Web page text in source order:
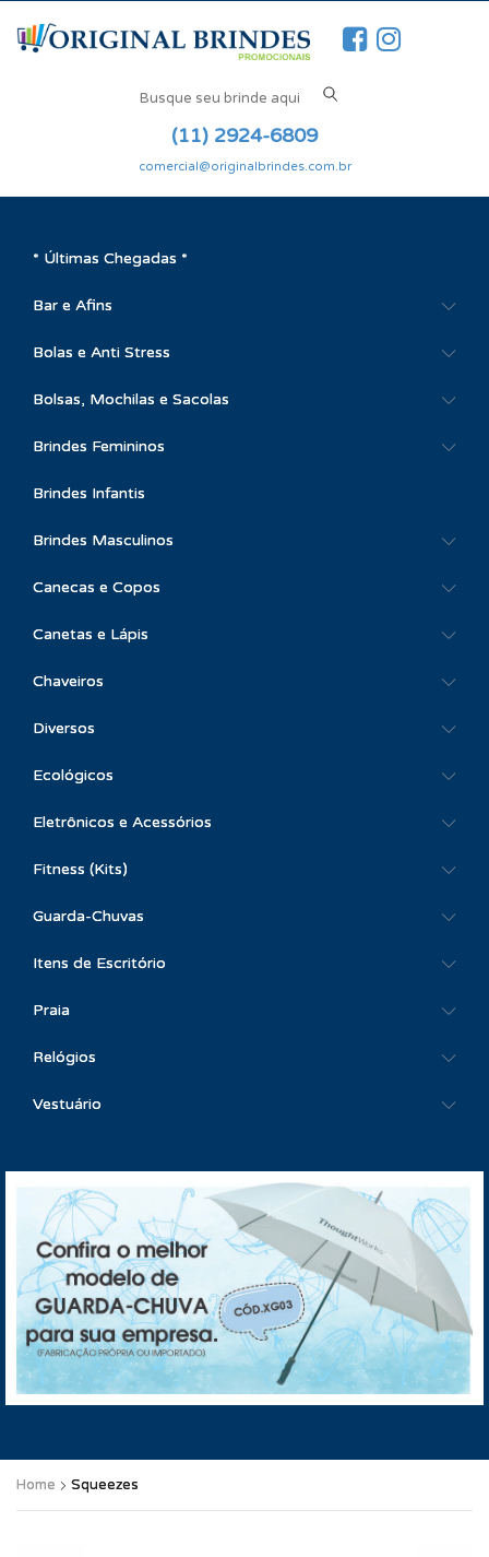
(11) 2924-6809
comercial@originalbrindes.com.br
* Últimas Chegadas *
Bar e Afins
Bolas e Anti Stress
Bolsas, Mochilas e Sacolas
Brindes Femininos
Brindes Infantis
Brindes Masculinos
Canecas e Copos
Canetas e Lápis
Chaveiros
Diversos
Ecológicos
Eletrônicos e Acessórios
Fitness (Kits)
Guarda-Chuvas
Itens de Escritório
Praia
Relógios
Vestuário
Home Squeezes